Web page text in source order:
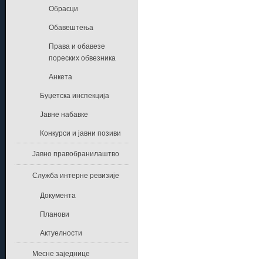
Обрасци
Обавештења
Права и обавезе
пореских обвезника
Анкета
Буџетска инспекција
Јавне набавке
Конкурси и јавни позиви
Јавно правобранилаштво
Служба интерне ревизије
Документа
Планови
Актуелности
Месне заједнице